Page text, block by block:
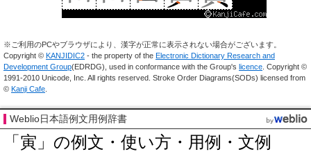
※ご利用のPCやブラウザにより、漢字が正常に表示されない場合がございます。
Copyright © KANJIDIC2 - the property of the Electronic Dictionary Research and
Development Group(EDRDG), used in conformance with the Group's licence . Copyright ©
1991-2010 Unicode, Inc. All rights reserved. Stroke Order Diagrams(SODs) licensed from
© Kanji Cafe
Weblio日本語例文用例辞書
「寅」の例文・使い方・用例・文例